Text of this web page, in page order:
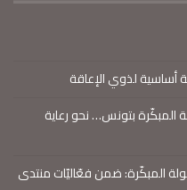
أساسية لذوي الإعاقة
المبكّرة بتونس… نحو رعاية
المبكّرة: ضمن فعّاليّات منتدى